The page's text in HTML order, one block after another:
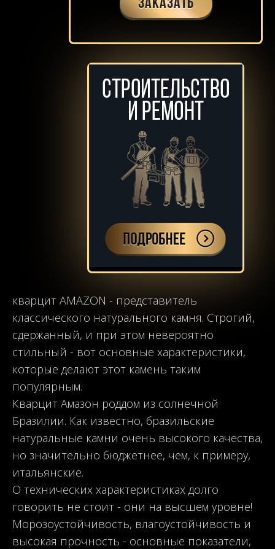
Заказать
кварцит AMAZON - представитель
классического натурального камня. Строгий,
сдержанный, и при этом невероятно
стильный - вот основные характеристики,
которые делают этот камень таким
популярным.
Кварцит Амазон роддом из солнечной
Бразилии. Как известно, бразильские
натуральные камни очень высокого качества,
но значительно бюджетнее, чем, к примеру,
итальянские.
О технических характеристиках долго
говорить не стоит - они на высшем уровне!
Морозоустойчивость, влагоустойчивость и
высокая прочность - основные показатели,